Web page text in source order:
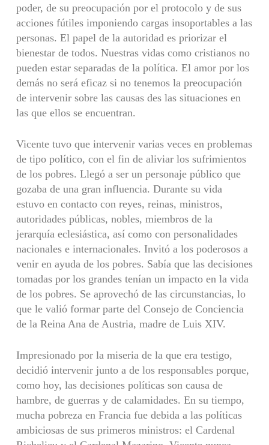
poder, de su preocupación por el protocolo y de sus
acciones fútiles imponiendo cargas insoportables a las
personas. El papel de la autoridad es priorizar el
bienestar de todos. Nuestras vidas como cristianos no
pueden estar separadas de la política. El amor por los
demás no será eficaz si no tenemos la preocupación
de intervenir sobre las causas des las situaciones en
las que ellos se encuentran.
Vicente tuvo que intervenir varias veces en problemas
de tipo político, con el fin de aliviar los sufrimientos
de los pobres. Llegó a ser un personaje público que
gozaba de una gran influencia. Durante su vida
estuvo en contacto con reyes, reinas, ministros,
autoridades públicas, nobles, miembros de la
jerarquía eclesiástica, así como con personalidades
nacionales e internacionales. Invitó a los poderosos a
venir en ayuda de los pobres. Sabía que las decisiones
tomadas por los grandes tenían un impacto en la vida
de los pobres. Se aprovechó de las circunstancias, lo
que le valió formar parte del Consejo de Conciencia
de la Reina Ana de Austria, madre de Luis XIV.
Impresionado por la miseria de la que era testigo,
decidió intervenir junto a de los responsables porque,
como hoy, las decisiones políticas son causa de
hambre, de guerras y de calamidades. En su tiempo,
mucha pobreza en Francia fue debida a las políticas
ambiciosas de sus primeros ministros: el Cardenal